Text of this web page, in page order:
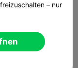
– nur